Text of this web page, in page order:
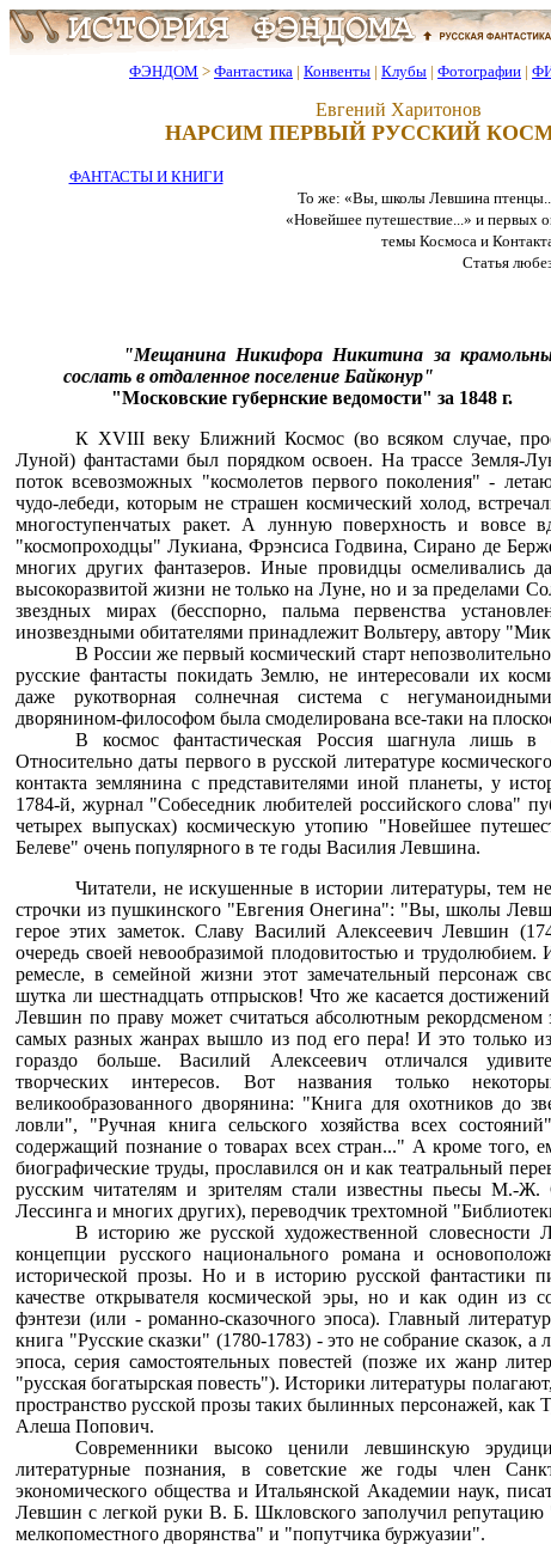
ФЭНДОМ > Фантастика | Конвенты | Клубы | Фотографии |
Евгений Харитонов
НАРСИМ ПЕРВЫЙ РУССКИЙ
ФАНТАСТЫ И КНИГИ
То же: «Вы, школы Левшина
«Новейшее путешествие...» и первых
темы Космоса и
Статья
"Мещанина Никифора Никитина за
сослать в отдаленное поселение Байконур"
"Московские губернские ведомости" за 1848 г.
К XVIII веку Ближний Космос (во всяком случае,
Луной) фантастами был порядком освоен. На трассе Земля-
поток всевозможных "космолетов первого поколения" -
чудо-лебеди, которым не страшен космический холод,
многоступенчатых ракет. А лунную поверхность и вовсе
"космопроходцы" Лукиана, Фрэнсиса Годвина, Сирано де
многих других фантазеров. Иные провидцы осмеливались
высокоразвитой жизни не только на Луне, но и за пределами
звездных мирах (бесспорно, пальма первенства
инозвездными обитателями принадлежит Вольтеру, автору
В России же первый космический старт
русские фантасты покидать Землю, не интересовали их
даже рукотворная солнечная система с
дворянином-философом была смоделирована все-таки на
В космос фантастическая Россия шагнула лишь
Относительно даты первого в русской литературе
контакта землянина с представителями иной планеты, у
1784-й, журнал "Собеседник любителей российского слова"
четырех выпусках) космическую утопию "Новейшее
Белеве" очень популярного в те годы Василия Левшина.
Читатели, не искушенные в истории литературы, тем
строчки из пушкинского "Евгения Онегина": "Вы, школы
герое этих заметок. Славу Василий Алексеевич Левшин
очередь своей невообразимой плодовитостью и трудолюбием.
ремесле, в семейной жизни этот замечательный персонаж
шутка ли шестнадцать отпрысков! Что же касается
Левшин по праву может считаться абсолютным
самых разных жанрах вышло из под его пера! И это только
гораздо больше. Василий Алексеевич отличался
творческих интересов. Вот названия только
великообразованного дворянина: "Книга для охотников до
ловли", "Ручная книга сельского хозяйства всех
содержащий познание о товарах всех стран..." А кроме того,
биографические труды, прославился он и как театральный
русским читателям и зрителям стали известны пьесы М.-
Лессинга и многих других), переводчик трехтомной
В историю же русской художественной словесности
концепции русского национального романа и
исторической прозы. Но и в историю русской фантастики
качестве открывателя космической эры, но и как один из
фэнтези (или - романно-сказочного эпоса). Главный
книга "Русские сказки" (1780-1783) - это не собрание сказок, а
эпоса, серия самостоятельных повестей (позже их жанр
"русская богатырская повесть"). Историки литературы
пространство русской прозы таких былинных персонажей, как
Алеша Попович.
Современники высоко ценили левшинскую
литературные познания, в советские же годы член Санкт-
экономического общества и Итальянской Академии наук,
Левшин с легкой руки В. Б. Шкловского заполучил репутацию
мелкопоместного дворянства" и "попутчика буржуазии".